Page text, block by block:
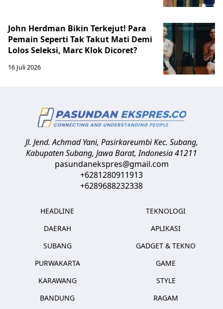
John Herdman Bikin Terkejut! Para
Pemain Seperti Tak Takut Mati Demi
Lolos Seleksi, Marc Klok Dicoret?
16 Juli 2026
Jl. Jend. Achmad Yani, Pasirkareumbi Kec. Subang,
Kabupaten Subang, Jawa Barat,Indonesia41211
pasundanekspres@gmail.com
+6281280911913
+6289688232338
HEADLINE
DAERAH
SUBANG
PURWAKARTA
KARAWANG
BANDUNG
TEKNOLOGI
APLIKASI
GADGET & TEKNO
GAME
STYLE
RAGAM